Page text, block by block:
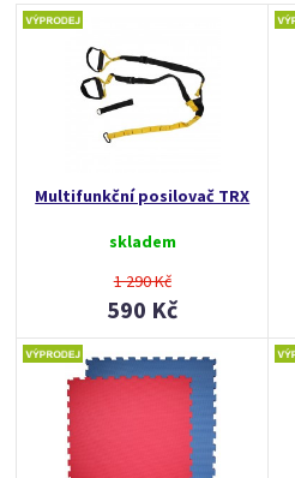
Multifunkční posilovač TRX
skladem
1 290 Kč
590 Kč